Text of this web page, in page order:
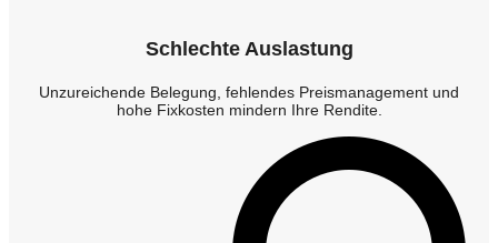
Schlechte Auslastung
Unzureichende Belegung, fehlendes Preismanagement und
hohe Fixkosten mindern Ihre Rendite.